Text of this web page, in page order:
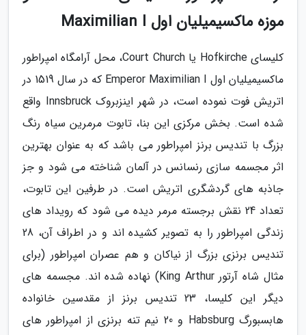
موزه ماکسیمیلیان اول Maximilian I
کلیسای Hofkirche یا Court Church، محل آرامگاه امپراطور
ماکسیمیلیان اول Emperor Maximilian I که در سال 1519 در
اتریش فوت نموده است، در شهر اینزبروک Innsbruck واقع
شده است. بخش مرکزی این بنا، تابوت مرمرین سیاه رنگ
بزرگ با تندیس برنز امپراطور می باشد که به عنوان بهترین
اثر مجسمه سازی رنسانس در آلمان شناخته می شود و جز
جاذبه های گردشگری اتریش است. در طرفین این تابوت،
تعداد 24 نقش برجسته مرمر دیده می شود که رویداد های
زندگی امپراطور را به تصویر کشیده اند و در اطراف آن، 28
تندیس برنزی بزرگ از نیاکان و هم عصران امپراطور (برای
مثال شاه آرتور King Arthur) نهاده شده اند. مجسمه های
دیگر این کلیسا، 23 تندیس برنز از مقدسین خانواده
هابسبورگ Habsburg و 20 نیم تنه برنزی از امپراطور های